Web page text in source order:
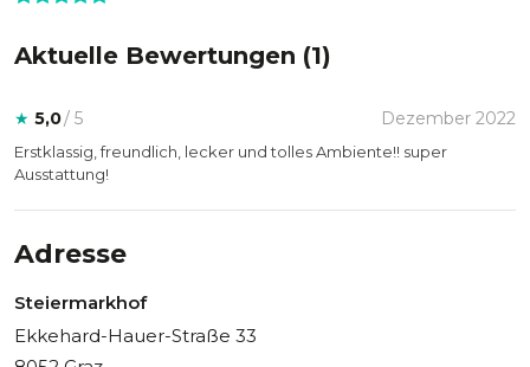
Aktuelle Bewertungen (1)
★ 5,0/ 5 Dezember 2022
Erstklassig, freundlich, lecker und tolles Ambiente!! super
Ausstattung!
Adresse
Steiermarkhof
Ekkehard-Hauer-Straße 33